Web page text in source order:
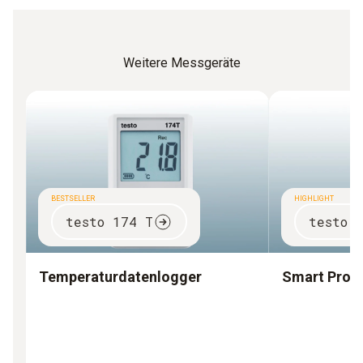
Weitere Messgeräte
BESTSELLER
testo 174 T
Temperaturdatenlogger
HIGHLIGHT
testo
Smart